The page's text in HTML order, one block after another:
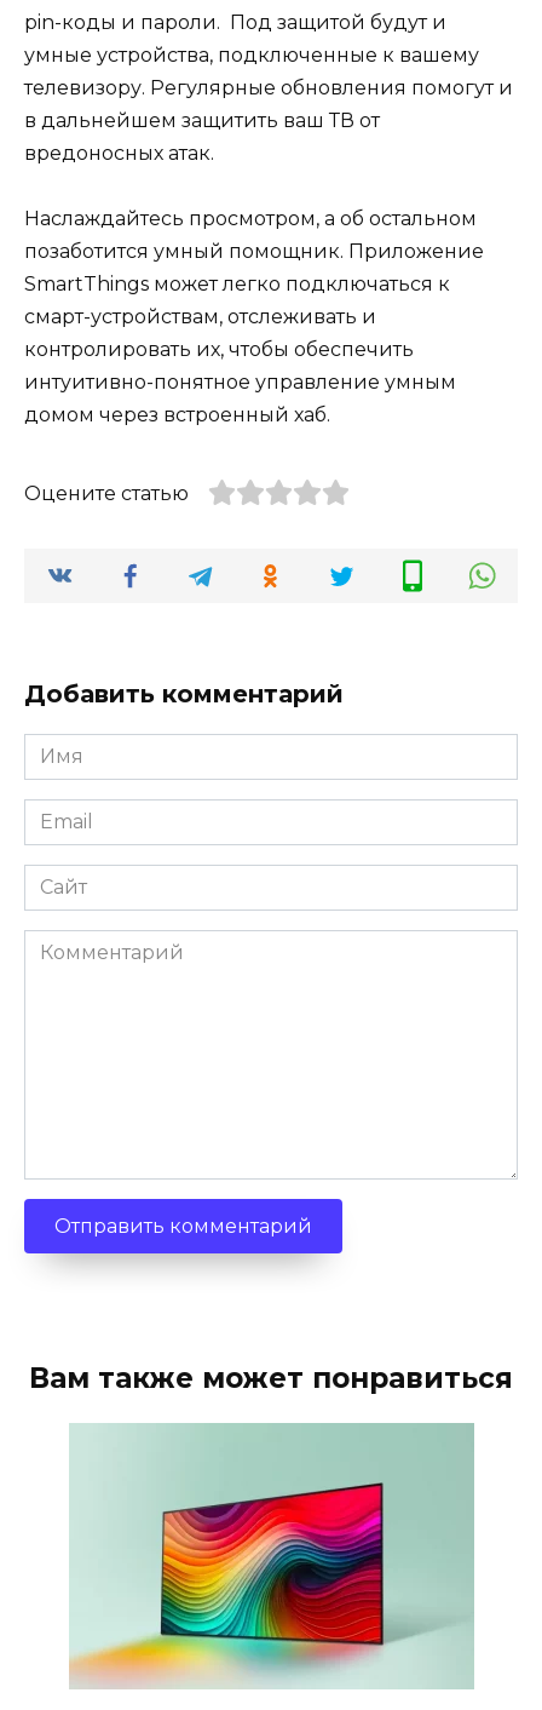
pin-коды и пароли. Под защитой будут и
умные устройства, подключенные к вашему
телевизору. Регулярные обновления помогут и
в дальнейшем защитить ваш ТВ от
вредоносных атак.
Наслаждайтесь просмотром, а об остальном
позаботится умный помощник. Приложение
SmartThings может легко подключаться к
смарт-устройствам, отслеживать и
контролировать их, чтобы обеспечить
интуитивно-понятное управление умным
домом через встроенный хаб.
Оцените статью
Добавить комментарий
Имя
Email
Сайт
Комментарий
Вам также может понравиться